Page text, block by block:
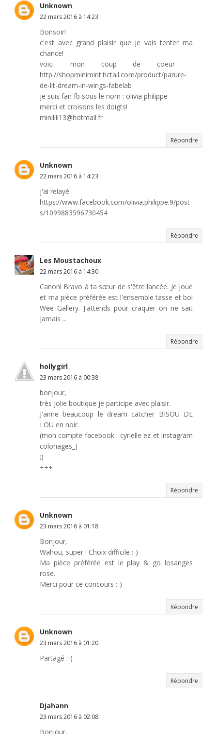
Unknown
22 mars 2016 à 14:23
Bonsoir!
c'est avec grand plaisir que je vais tenter ma
chance!
voici mon coup de coeur :
http://shopminimint.tictail.com/product/parure-
de-lit-dream-in-wings-fabelab
je suis fan fb sous le nom : olivia philippe
merci et croisons les doigts!
minilili13@hotmail.fr
Répondre
Unknown
22 mars 2016 à 14:23
j'ai relayé :
https://www.facebook.com/olivia.philippe.9/post
s/1099883596730454
Répondre
Les Moustachoux
22 mars 2016 à 14:30
Canon! Bravo à ta sœur de s'être lancée. Je joue
et ma pièce préférée est l'ensemble tasse et bol
Wee Gallery. J'attends pour craquer on ne sait
jamais ...
Répondre
hollygirl
23 mars 2016 à 00:38
bonjour,
très jolie boutique je participe avec plaisir.
J'aime beaucoup le dream catcher BISOU DE
LOU en noir.
(mon compte facebook : cyrielle ez et instagram
coloriages_)
;)
+++
Répondre
Unknown
23 mars 2016 à 01:18
Bonjour,
Wahou, super ! Choix difficile ;-)
Ma pièce préférée est le play & go losanges
rose.
Merci pour ce concours :-)
Répondre
Unknown
23 mars 2016 à 01:20
Partagé :-)
Répondre
Djahann
23 mars 2016 à 02:08
Bonjour,